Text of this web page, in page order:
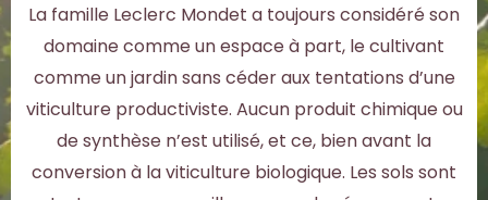
La famille Leclerc Mondet a toujours considéré son
domaine comme un espace à part, le cultivant
comme un jardin sans céder aux tentations d’une
viticulture productiviste. Aucun produit chimique ou
de synthèse n’est utilisé, et ce, bien avant la
conversion à la viticulture biologique. Les sols sont